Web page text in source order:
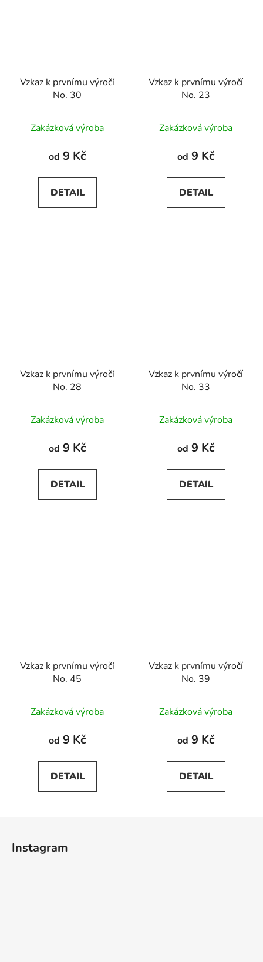
Vzkaz k prvnímu výročí
No. 30
Zakázková výroba
od 9 Kč
DETAIL
Vzkaz k prvnímu výročí
No. 23
Zakázková výroba
od 9 Kč
DETAIL
Vzkaz k prvnímu výročí
No. 28
Zakázková výroba
od 9 Kč
DETAIL
Vzkaz k prvnímu výročí
No. 33
Zakázková výroba
od 9 Kč
DETAIL
Vzkaz k prvnímu výročí
No. 45
Zakázková výroba
od 9 Kč
DETAIL
Vzkaz k prvnímu výročí
No. 39
Zakázková výroba
od 9 Kč
DETAIL
Instagram